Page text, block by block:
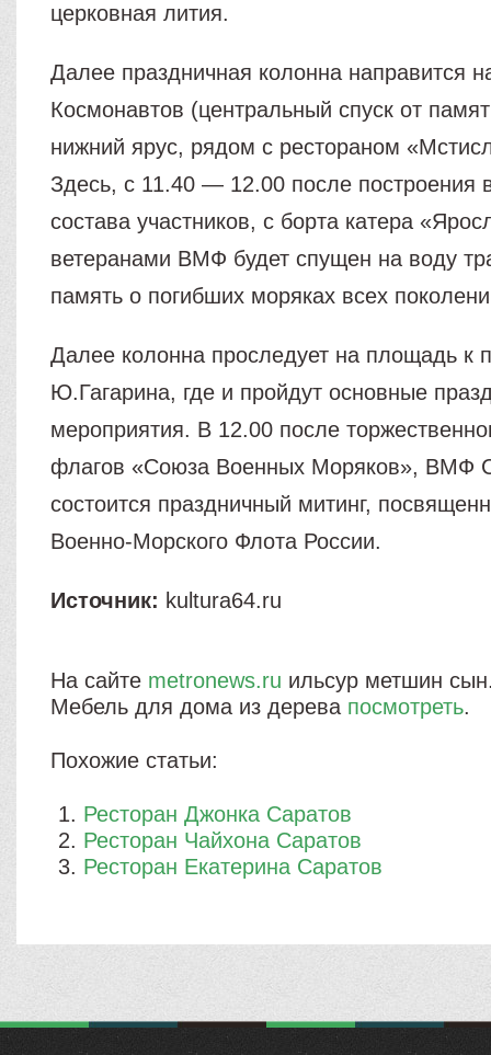
церковная лития.
Далее праздничная колонна направится
Космонавтов (центральный спуск от
нижний ярус, рядом с рестораном
Здесь, с 11.40 — 12.00 после построения
состава участников, с борта катера
ветеранами ВМФ будет спущен на воду
память о погибших моряках всех
Далее колонна проследует на площадь к
Ю.Гагарина, где и пройдут основные
мероприятия. В 12.00 после
флагов «Союза Военных Моряков», ВМФ
состоится праздничный митинг,
Военно-Морского Флота России.
Источник: kultura64.ru
На сайте metronews.ru ильсур метшин
Мебель для дома из дерева посмотреть.
Похожие статьи:
Ресторан Джонка Саратов
Ресторан Чайхона Саратов
Ресторан Екатерина Саратов